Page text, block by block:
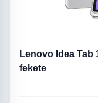
Lenovo Idea Tab
fekete